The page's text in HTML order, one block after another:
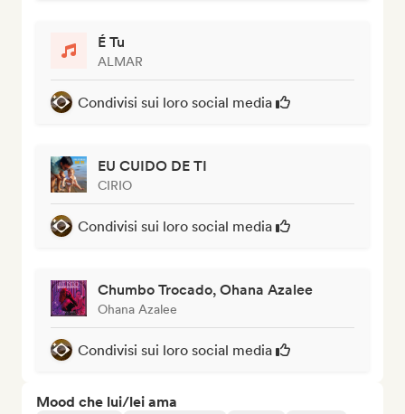
É Tu
ALMAR
Condivisi sui loro social media
EU CUIDO DE TI
CIRIO
Condivisi sui loro social media
Chumbo Trocado, Ohana Azalee
Ohana Azalee
Condivisi sui loro social media
Mood che lui/lei ama